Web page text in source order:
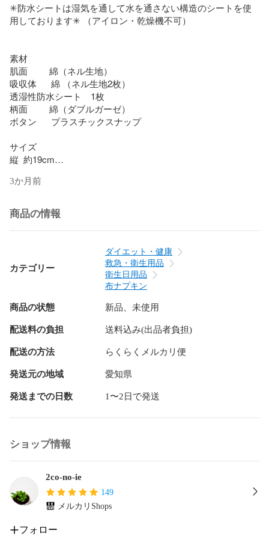
✳︎防水シートは湿気を通して水を通さない構造のシートを使
用しております✳︎ （アイロン・乾燥機不可）
素材
肌面         綿（ネル生地）
吸収体      綿 （ネル生地2枚）
透湿性防水シート　1枚
柄面         綿（ダブルガーゼ）
ボタン      プラスチックスナップ
サイズ
縦  約19cm
性（綿カス）です(*^^*)
布ライナー19cmと同じサイズのため、区別するためにスタン
プタグを付けております。
（タグはランダムです）
て頂きます。
ハンドメイド品；以下の点に注意して作製しています。
✳︎  洗濯時の縮みを少なくするためネル生地とダブルガーゼは
✳︎  型崩れを少なくするために布目に沿って裁断しています。
よろしくお願いします♪♪♪
ーーーーーーーーーーーーーーーーーーーー
nicoco布ナプキン
布ナプキン
布ライナー
温活
3か月前
商品の情報
カテゴリー
ダイエット・健康
救急・衛生用品
衛生日用品
布ナプキン
商品の状態 新品、未使用
配送料の負担 送料込み(出品者負担)
配送の方法 らくらくメルカリ便
発送元の地域 愛知県
発送までの日数 1〜2日で発送
ショップ情報
2co-no-ie
149
メルカリShops
フォロー